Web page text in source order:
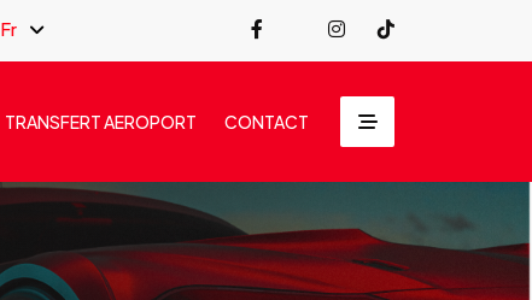
Fr
TRANSFERT AEROPORT CONTACT